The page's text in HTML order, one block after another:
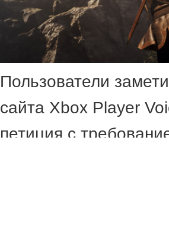
Пользователи
сайта Xbox Player
петиция с